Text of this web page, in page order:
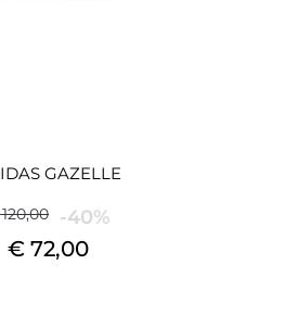
GAZELLE
-40%
€ 72,00